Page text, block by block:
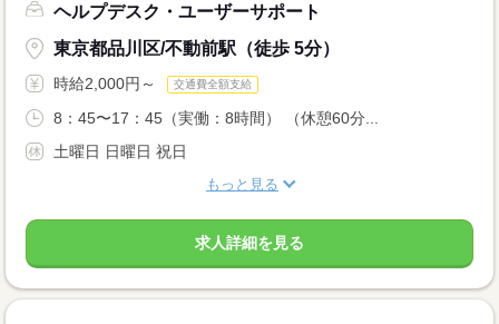
ヘルプデスク・ユーザーサポート
東京都品川区/不動前駅（徒歩 5分）
時給2,000円～ 交通費全額支給
8：45〜17：45（実働：8時間） （休憩60分...
土曜日 日曜日 祝日
もっと見る
求人詳細を見る